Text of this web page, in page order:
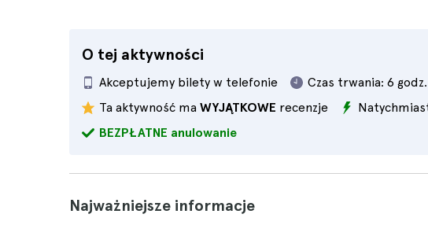
O tej aktywności
Akceptujemy bilety w telefonie Czas trwania: 6 godz.
Ta aktywność ma WYJĄTKOWE recenzje
BEZPŁATNE anulowanie
Najważniejsze informacje